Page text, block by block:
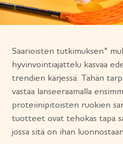
Saarioisten tutkimuksen*
hyvinvointiajattelu kasvaa
trendien kärjessä. Tähän
vastaa lanseeraamalla
proteiinipitoisten ruokien
tuotteet ovat tehokas tapa
jossa sitä on ihan